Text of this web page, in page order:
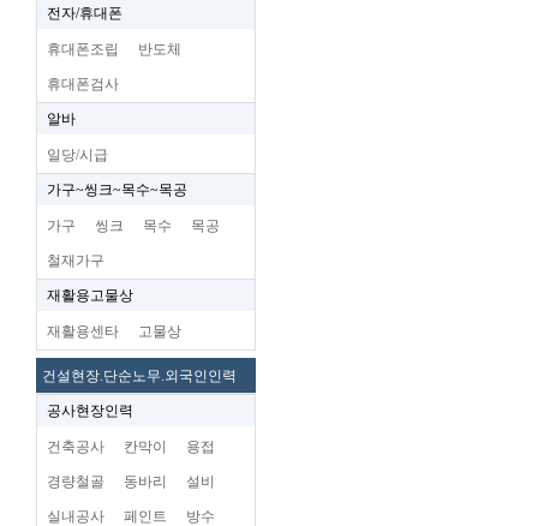
전자/휴대폰
휴대폰조립 반도체
휴대폰검사
알바
일당/시급
가구~씽크~목수~목공
가구 씽크 목수 목공
철재가구
재활용고물상
재활용센타 고물상
건설현장.단순노무.외국인인력
공사현장인력
건축공사 칸막이 용접
경량철골 동바리 설비
실내공사 페인트 방수